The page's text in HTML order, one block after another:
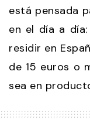
está pensada
en el día a
residir en
de 15 euros o
sea en